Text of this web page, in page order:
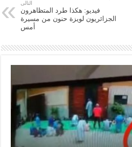
فيديو: هكذا طرد المتظاهرون
الجزائريون لويزة حنون من مسيرة